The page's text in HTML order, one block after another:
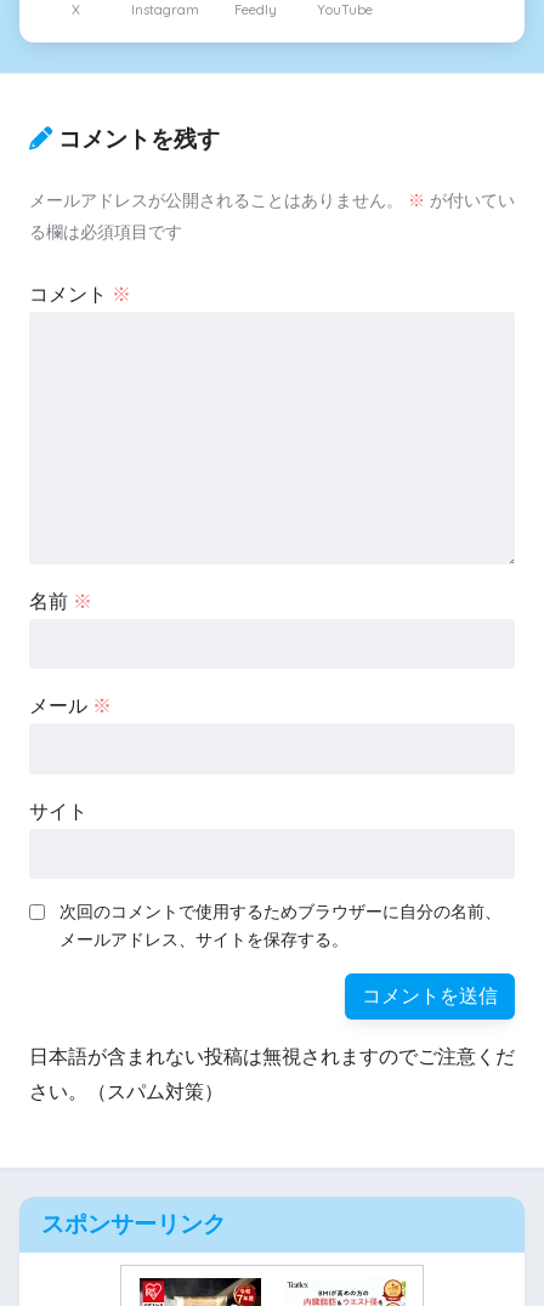
X Instagram Feedly YouTube
コメントを残す
メールアドレスが公開されることはありません。 ※ が付いてい
る欄は必須項目です
コメント ※
名前 ※
メール ※
サイト
次回のコメントで使用するためブラウザーに自分の名前、
メールアドレス、サイトを保存する。
日本語が含まれない投稿は無視されますのでご注意くだ
さい。（スパム対策）
スポンサーリンク